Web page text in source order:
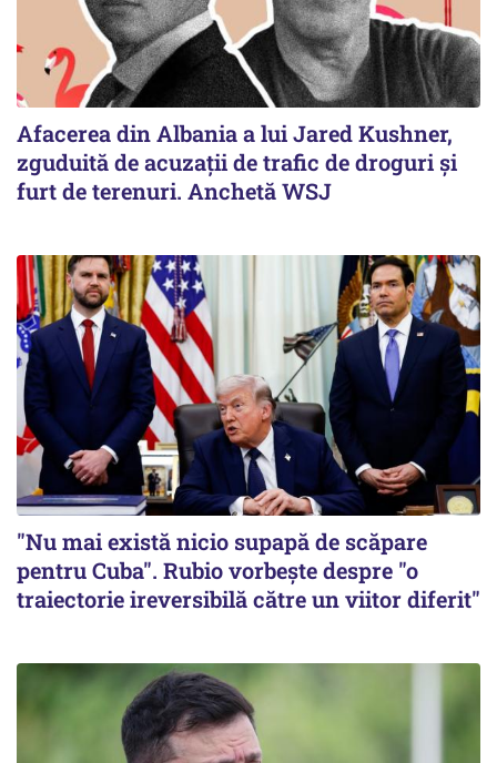
Afacerea din Albania a lui Jared Kushner,
zguduită de acuzații de trafic de droguri și
furt de terenuri. Anchetă WSJ
"Nu mai există nicio supapă de scăpare
pentru Cuba". Rubio vorbește despre "o
traiectorie ireversibilă către un viitor diferit"